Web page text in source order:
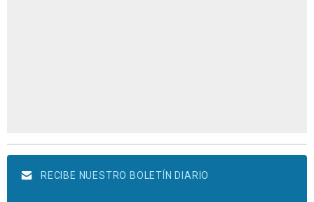
RECIBE NUESTRO BOLETÍN DIARIO